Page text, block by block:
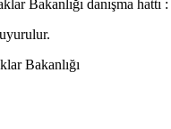
Bakanlığı danışma hattı :
Bakanlığı